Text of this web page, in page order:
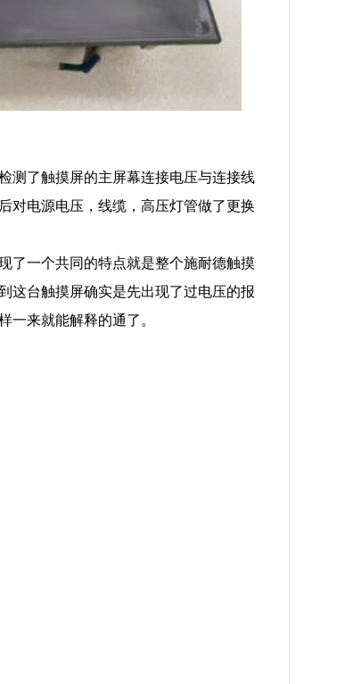
测了触摸屏的主屏幕连接电压与连接线
对电源电压，线缆，高压灯管做了更换
了一个共同的特点就是整个施耐德触摸
这台触摸屏确实是先出现了过电压的报
一来就能解释的通了。